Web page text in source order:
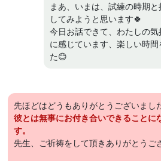
まあ、いまは、試練の時期
してみようと思います🍀
今日お話できて、わたしの
に感じています、楽しい時
た😊
先ほどはどうもありがとうございまし
彼とは無事にお付き合いできることに
す。
先生、ご祈祷をして頂きありがとうご